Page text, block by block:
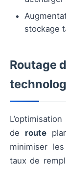
stockage
Routage
de route
minimiser
taux de